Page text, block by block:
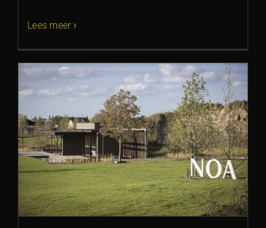
Lees meer